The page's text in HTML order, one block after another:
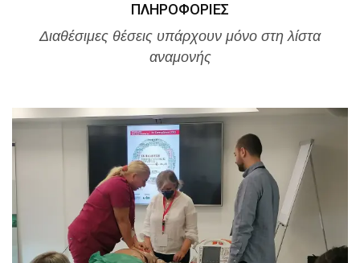
ΠΛΗΡΟΦΟΡΊΕΣ
Διαθέσιμες θέσεις υπάρχουν μόνο στη λίστα
αναμονής